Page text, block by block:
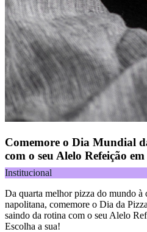
Comemore o Dia Mundial
com o seu Alelo Refeição
Institucional
Da quarta melhor pizza do mundo à
napolitana, comemore o Dia da
saindo da rotina com o seu Alelo
Escolha a sua!